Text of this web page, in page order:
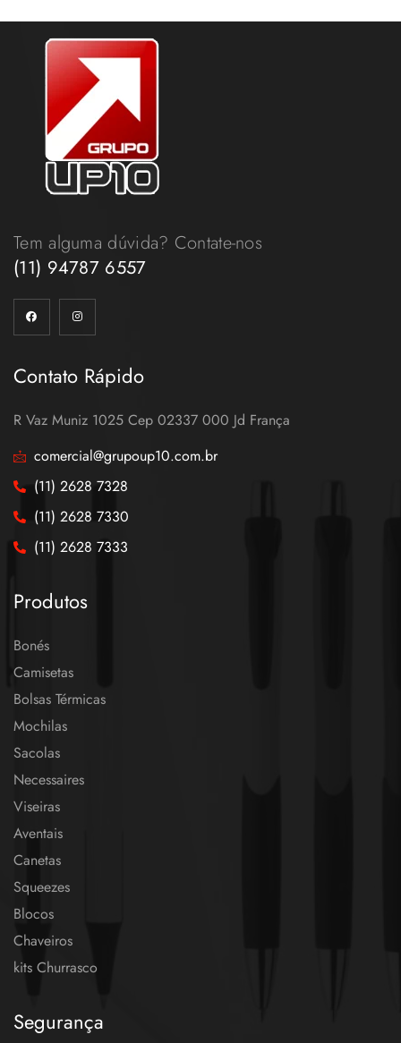
Tem alguma dúvida? Contate-nos
(11) 94787 6557
Contato Rápido
R Vaz Muniz 1025 Cep 02337 000 Jd França
comercial@grupoup10.com.br
(11) 2628 7328
(11) 2628 7330
(11) 2628 7333
Produtos
Bonés
Camisetas
Bolsas Térmicas
Mochilas
Sacolas
Necessaires
Viseiras
Aventais
Canetas
Squeezes
Blocos
Chaveiros
kits Churrasco
Segurança